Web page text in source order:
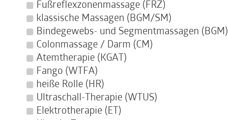
Fußreflexzonenmassage (FRZ)
klassische Massagen (BGM/SM)
Bindegewebs- und Segmentmassagen (BGM)
Colonmassage / Darm (CM)
Atemtherapie (KGAT)
Fango (WTFA)
heiße Rolle (HR)
Ultraschall-Therapie (WTUS)
Elektrotherapie (ET)